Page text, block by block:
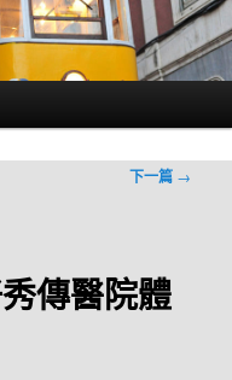
下一篇 →
傳醫院體